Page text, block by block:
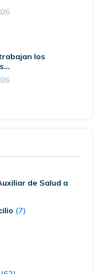
los
de Salud a
(7)